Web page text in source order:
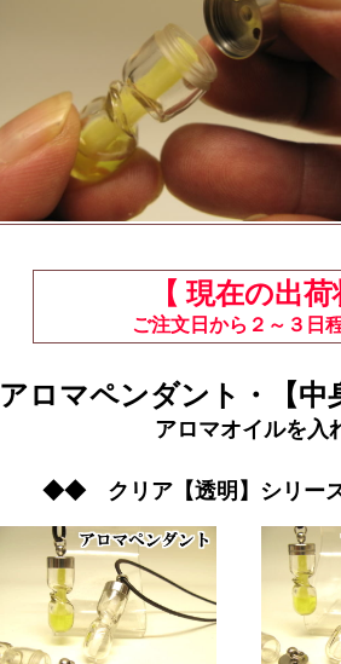
【 現在の出
ご注文日から２～３日
アロマペンダント・【中
アロマオイルを入
◆◆ クリア【透明】シリー